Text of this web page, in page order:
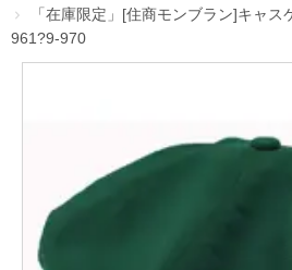
お問い合わせ
サポート＆ヘルプ
ジャンブレの特長
商品カテゴリから選ぶ
売れ筋
オリジナル
「在庫限定」[住商モンブラン]キャ
961?9-970